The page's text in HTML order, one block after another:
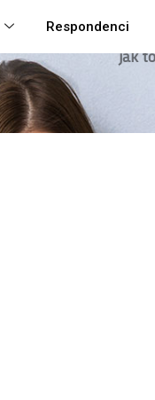
Respondenci